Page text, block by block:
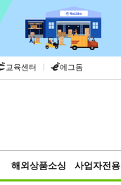
교육센터 | 에그돔
해외상품소싱 사업자전용